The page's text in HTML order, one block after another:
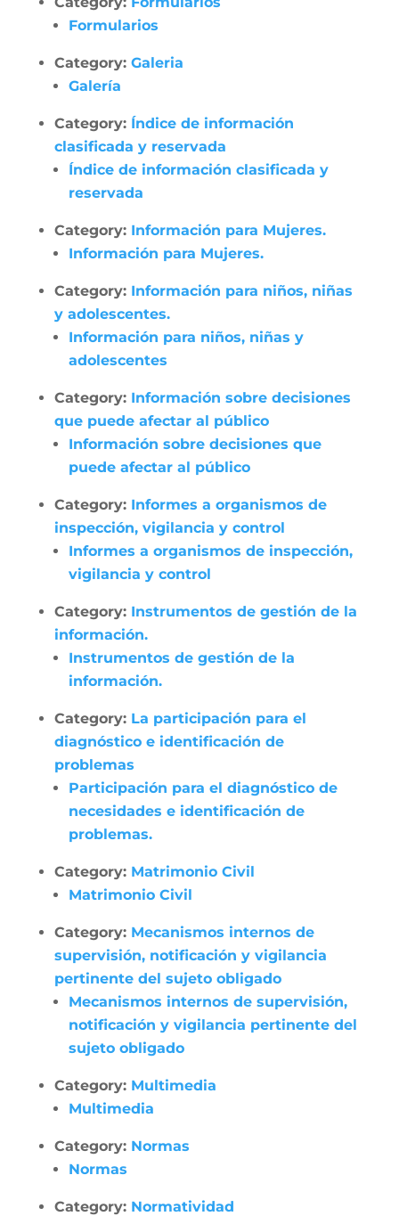
Formularios
Category: Galeria
Galería
Category: Índice de información
clasificada y reservada
Índice de información clasificada y
reservada
Category: Información para Mujeres.
Información para Mujeres.
Category: Información para niños, niñas
y adolescentes.
Información para niños, niñas y
adolescentes
Category: Información sobre decisiones
que puede afectar al público
Información sobre decisiones que
puede afectar al público
Category: Informes a organismos de
inspección, vigilancia y control
Informes a organismos de inspección,
vigilancia y control
Category: Instrumentos de gestión de la
información.
Instrumentos de gestión de la
información.
Category: La participación para el
diagnóstico e identificación de
problemas
Participación para el diagnóstico de
necesidades e identificación de
problemas.
Category: Matrimonio Civil
Matrimonio Civil
Category: Mecanismos internos de
supervisión, notificación y vigilancia
pertinente del sujeto obligado
Mecanismos internos de supervisión,
notificación y vigilancia pertinente del
sujeto obligado
Category: Multimedia
Multimedia
Category: Normas
Normas
Category: Normatividad